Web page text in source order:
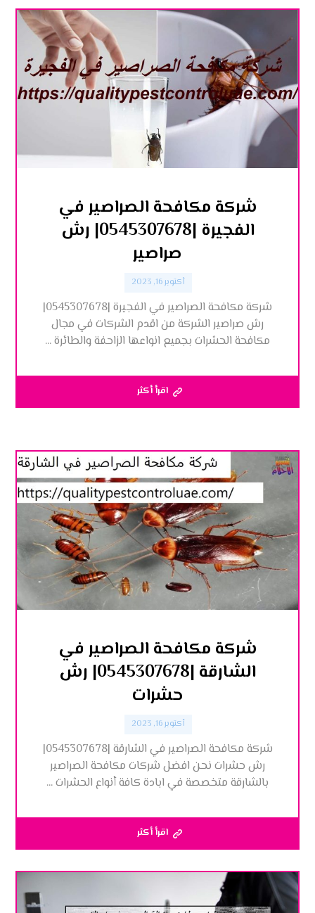
شركة مكافحة الصراصير في
الفجيرة |0545307678| رش
صراصير
أكتوبر 16, 2023
شركة مكافحة الصراصير في الفجيرة |0545307678|
رش صراصير الشركة من اقدم الشركات في مجال
مكافحة الحشرات بجميع انواعها الزاحفة والطائرة ...
اقرأ أكثر
شركة مكافحة الصراصير في
الشارقة |0545307678| رش
حشرات
أكتوبر 16, 2023
شركة مكافحة الصراصير في الشارقة |0545307678|
رش حشرات نحن افضل شركات مكافحة الصراصير
بالشارقة متخصصة في ابادة كافة أنواع الحشرات ...
اقرأ أكثر